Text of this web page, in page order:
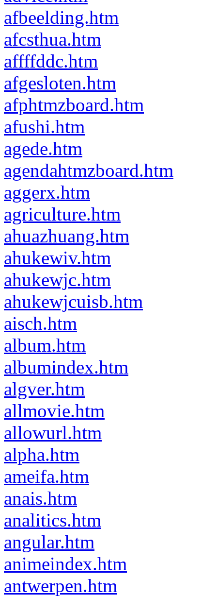
afbeelding.htm
afcsthua.htm
affffddc.htm
afgesloten.htm
afphtmzboard.htm
afushi.htm
agede.htm
agendahtmzboard.htm
aggerx.htm
agriculture.htm
ahuazhuang.htm
ahukewiv.htm
ahukewjc.htm
ahukewjcuisb.htm
aisch.htm
album.htm
albumindex.htm
algver.htm
allmovie.htm
allowurl.htm
alpha.htm
ameifa.htm
anais.htm
analitics.htm
angular.htm
animeindex.htm
antwerpen.htm